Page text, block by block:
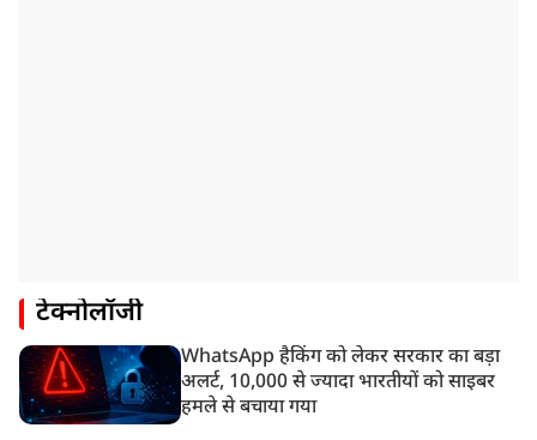
टेक्नोलॉजी
WhatsApp हैकिंग को लेकर सरकार का बड़ा
अलर्ट, 10,000 से ज्यादा भारतीयों को साइबर
हमले से बचाया गया